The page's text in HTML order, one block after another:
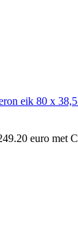
eik 80 x
euro met